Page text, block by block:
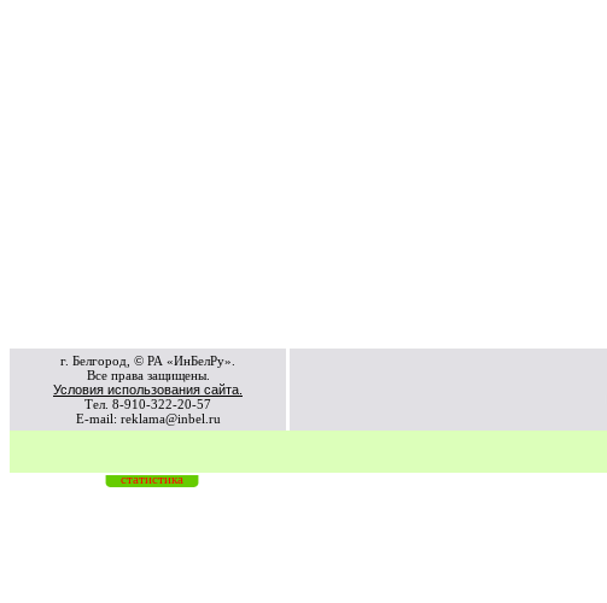
г. Белгород, © РА «ИнБелРу».
Все права защищены.
Условия использования сайта.
Тел. 8-910-322-20-57
E-mail: reklama@inbel.ru
статистика